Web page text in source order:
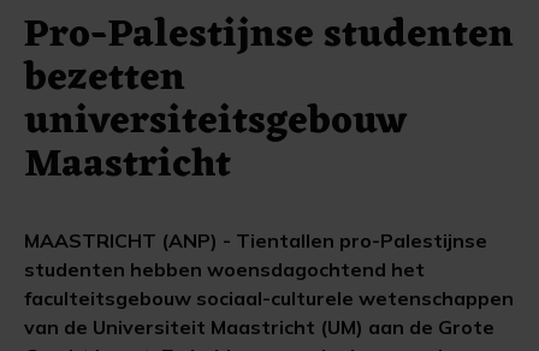
Pro-Palestijnse studenten
bezetten
universiteitsgebouw
Maastricht
MAASTRICHT (ANP) - Tientallen pro-Palestijnse
studenten hebben woensdagochtend het
faculteitsgebouw sociaal-culturele wetenschappen
van de Universiteit Maastricht (UM) aan de Grote